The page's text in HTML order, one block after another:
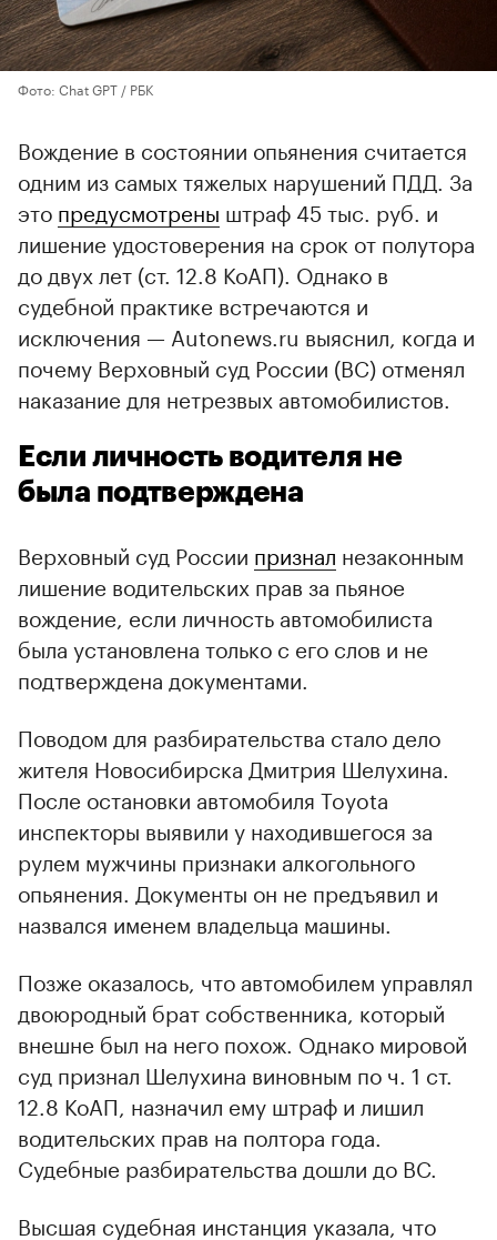
Фото: Chat GPT / РБК
Вождение в состоянии опьянения считается
одним из самых тяжелых нарушений ПДД. За
это предусмотрены штраф 45 тыс. руб. и
лишение удостоверения на срок от полутора
до двух лет (ст. 12.8 КоАП). Однако в
судебной практике встречаются и
исключения — Autonews.ru выяснил, когда и
почему Верховный суд России (ВС) отменял
наказание для нетрезвых автомобилистов.
Если личность водителя не
была подтверждена
Верховный суд России признал незаконным
лишение водительских прав за пьяное
вождение, если личность автомобилиста
была установлена только с его слов и не
подтверждена документами.
Поводом для разбирательства стало дело
жителя Новосибирска Дмитрия Шелухина.
После остановки автомобиля Toyota
инспекторы выявили у находившегося за
рулем мужчины признаки алкогольного
опьянения. Документы он не предъявил и
назвался именем владельца машины.
Позже оказалось, что автомобилем управлял
двоюродный брат собственника, который
внешне был на него похож. Однако мировой
суд признал Шелухина виновным по ч. 1 ст.
12.8 КоАП, назначил ему штраф и лишил
водительских прав на полтора года.
Судебные разбирательства дошли до ВС.
Высшая судебная инстанция указала, что